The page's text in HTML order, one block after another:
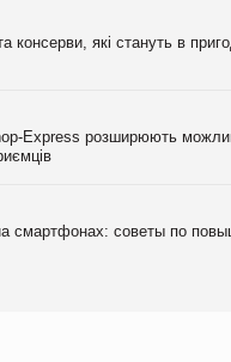
консерви, які стануть в
Express розширюють
смартфонах: советы по